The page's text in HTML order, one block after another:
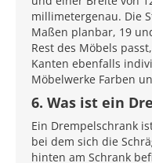
millimetergenau. Die
Maßen planbar, 19
Rest des Möbels
Kanten ebenfalls
Möbelwerke Farben
6. Was ist ein
Ein Drempelschrank
bei dem sich die
hinten am Schrank